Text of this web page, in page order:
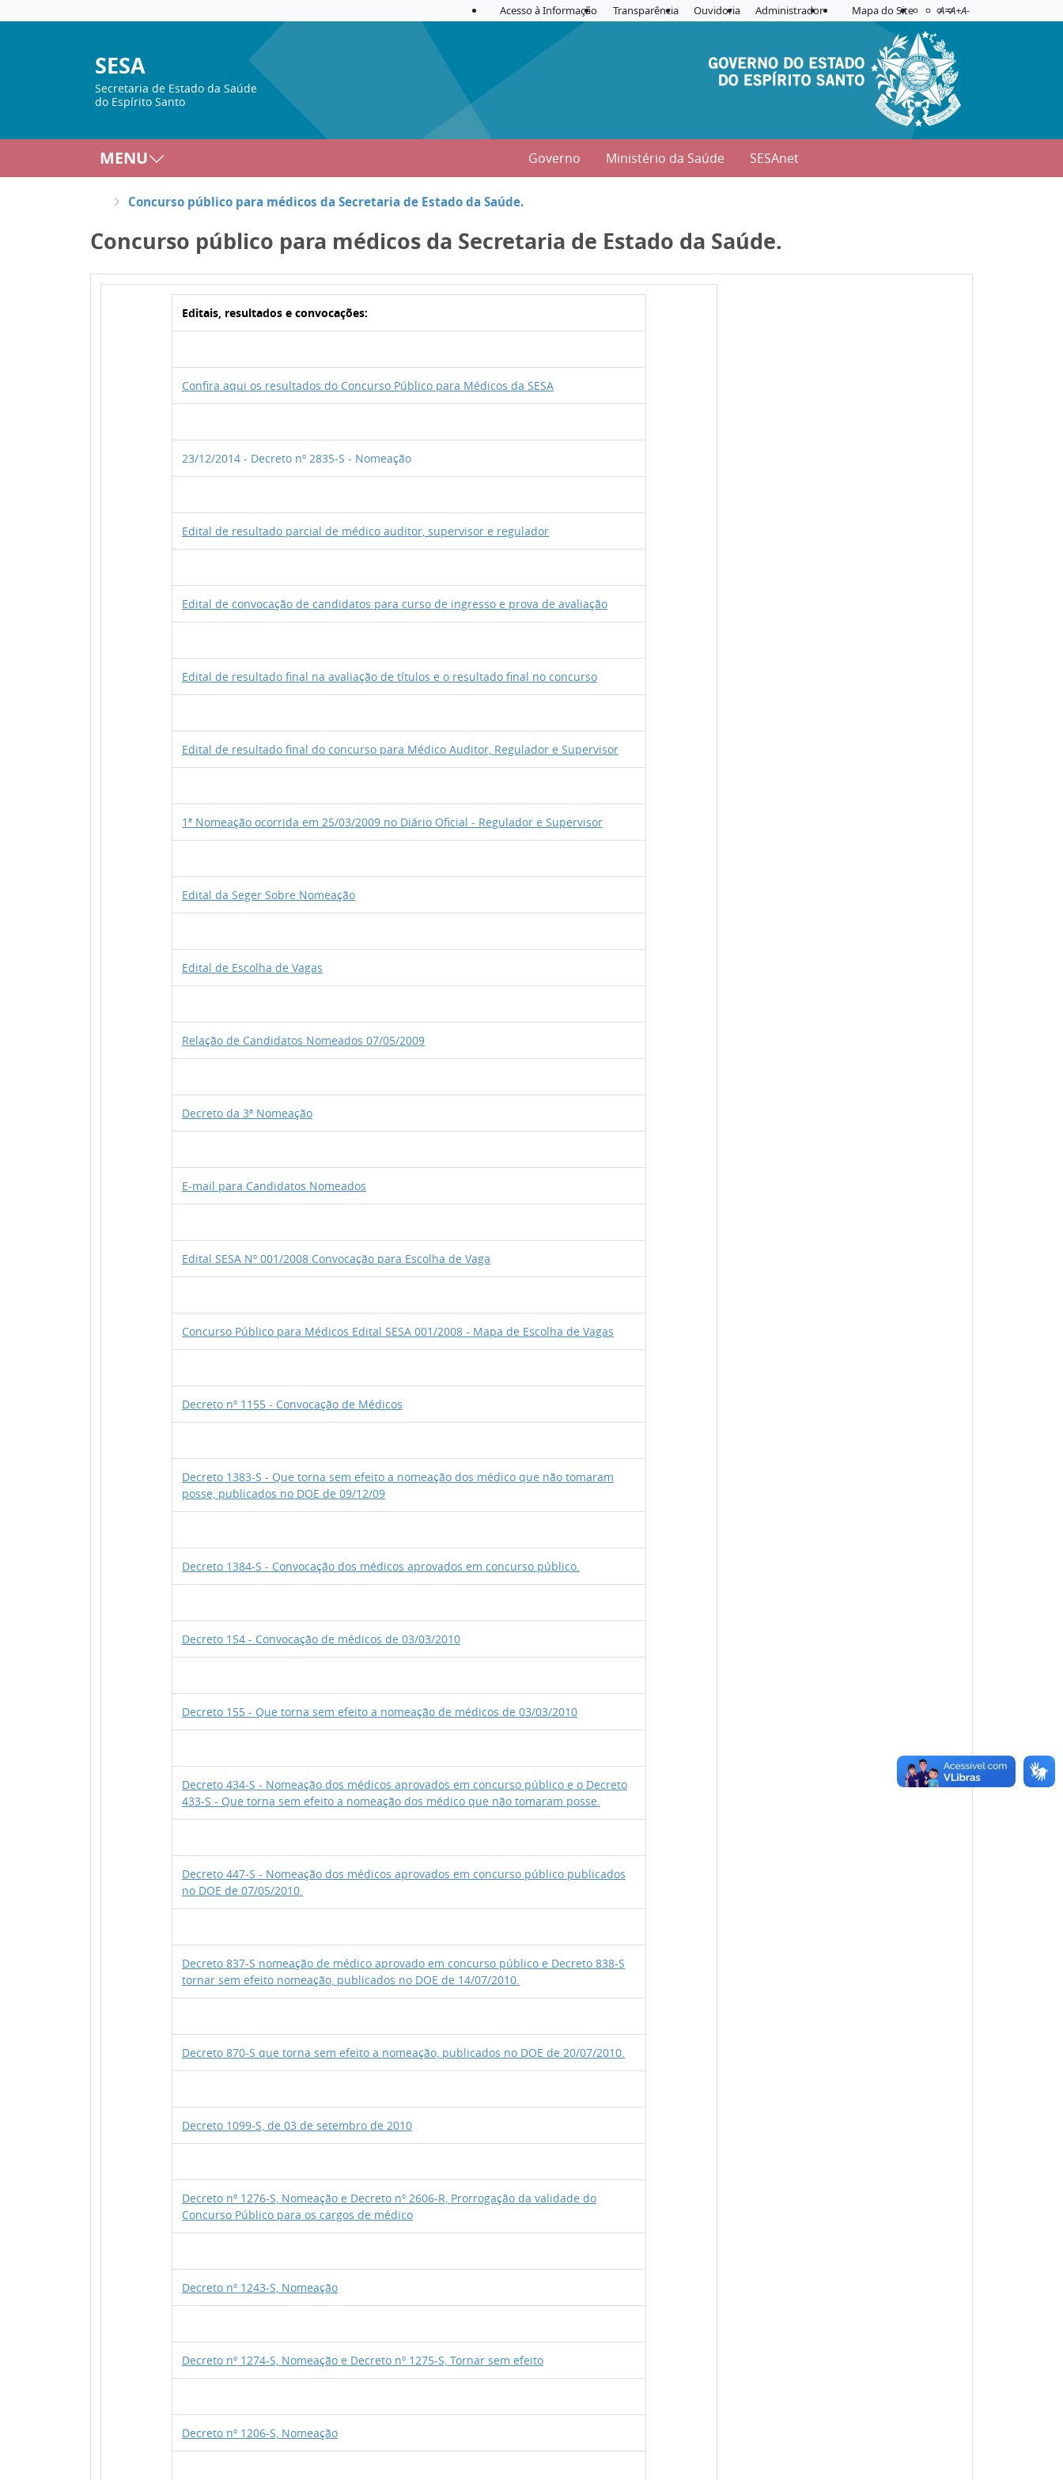
Acesso à Informação Transparência Ouvidoria Administrador Mapa do Site Acessibilidade
Aplicar contraste
A=A+A-
SESA
Secretaria de Estado da Saúde
do Espírito Santo
MENU Governo Ministério da Saúde SESAnet
Concurso público para médicos da Secretaria de Estado da Saúde.
Concurso público para médicos da Secretaria de Estado da Saúde.
Editais, resultados e convocações:
Confira aqui os resultados do Concurso Público para Médicos da SESA
23/12/2014 - Decreto nº 2835-S - Nomeação
Edital de resultado parcial de médico auditor, supervisor e regulador
Edital de convocação de candidatos para curso de ingresso e prova de avaliação
Edital de resultado final na avaliação de títulos e o resultado final no concurso
Edital de resultado final do concurso para Médico Auditor, Regulador e Supervisor
1ª Nomeação ocorrida em 25/03/2009 no Diário Oficial - Regulador e Supervisor
Edital da Seger Sobre Nomeação
Edital de Escolha de Vagas
Relação de Candidatos Nomeados 07/05/2009
Decreto da 3ª Nomeação
E-mail para Candidatos Nomeados
Edital SESA Nº 001/2008 Convocação para Escolha de Vaga
Concurso Público para Médicos Edital SESA 001/2008 - Mapa de Escolha de Vagas
Decreto nº 1155 - Convocação de Médicos
Decreto 1383-S - Que torna sem efeito a nomeação dos médico que não tomaram
posse, publicados no DOE de 09/12/09
Decreto 1384-S - Convocação dos médicos aprovados em concurso público.
Decreto 154 - Convocação de médicos de 03/03/2010
Decreto 155 - Que torna sem efeito a nomeação de médicos de 03/03/2010
Decreto 434-S - Nomeação dos médicos aprovados em concurso público e o Decreto
433-S - Que torna sem efeito a nomeação dos médico que não tomaram posse.
Decreto 447-S - Nomeação dos médicos aprovados em concurso público publicados
no DOE de 07/05/2010.
Decreto 837-S nomeação de médico aprovado em concurso público e Decreto 838-S
tornar sem efeito nomeação, publicados no DOE de 14/07/2010.
Decreto 870-S que torna sem efeito a nomeação, publicados no DOE de 20/07/2010.
Decreto 1099-S, de 03 de setembro de 2010
Decreto nº 1276-S, Nomeação e Decreto nº 2606-R, Prorrogação da validade do
Concurso Público para os cargos de médico
Decreto nº 1243-S, Nomeação
Decreto nº 1274-S, Nomeação e Decreto nº 1275-S, Tornar sem efeito
Decreto nº 1206-S, Nomeação